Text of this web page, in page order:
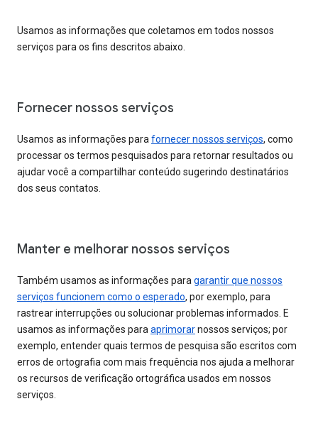
Usamos as informações que coletamos em todos nossos
serviços para os fins descritos abaixo.
Fornecer nossos serviços
Usamos as informações para fornecer nossos serviços, como
processar os termos pesquisados para retornar resultados ou
ajudar você a compartilhar conteúdo sugerindo destinatários
dos seus contatos.
Manter e melhorar nossos serviços
Também usamos as informações para garantir que nossos
serviços funcionem como o esperado, por exemplo, para
rastrear interrupções ou solucionar problemas informados. E
usamos as informações para aprimorarnossos serviços; por
exemplo, entender quais termos de pesquisa são escritos com
erros de ortografia com mais frequência nos ajuda a melhorar
os recursos de verificação ortográfica usados em nossos
serviços.